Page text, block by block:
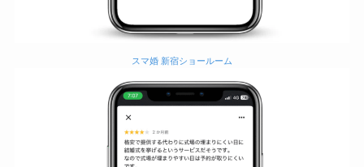
スマ婚 新宿ショールーム